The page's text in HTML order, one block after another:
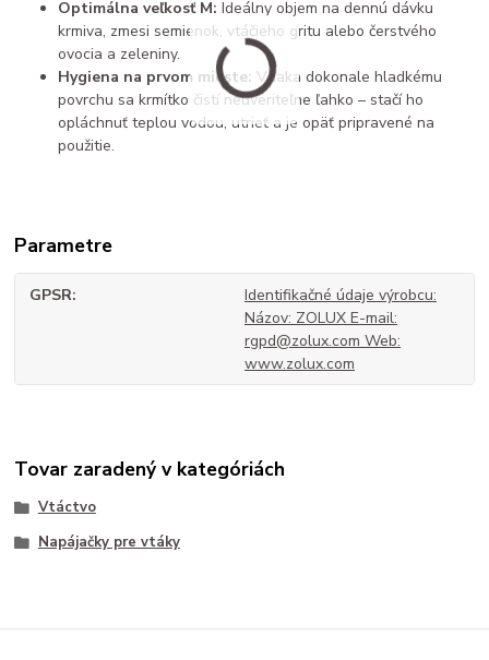
Optimálna veľkosť M: Ideálny objem na dennú dávku
krmiva, zmesi semienok, vtáčieho gritu alebo čerstvého
ovocia a zeleniny.
Hygiena na prvom mieste: Vďaka dokonale hladkému
povrchu sa krmítko čistí neuveriteľne ľahko – stačí ho
opláchnuť teplou vodou, utrieť a je opäť pripravené na
použitie.
Parametre
GPSR
Identifikačné údaje výrobcu:
Názov: ZOLUX E-mail:
rgpd@zolux.com Web:
www.zolux.com
Tovar zaradený v kategóriách
Vtáctvo
Napájačky pre vtáky